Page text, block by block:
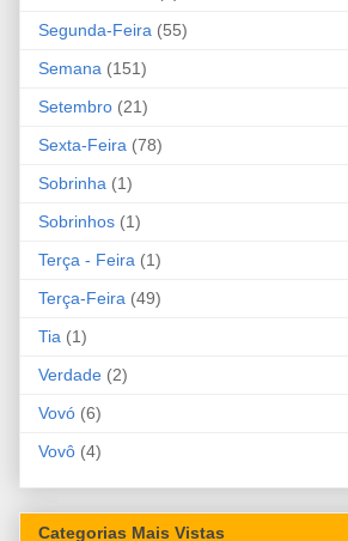
Segunda-Feira (55)
Semana (151)
Setembro (21)
Sexta-Feira (78)
Sobrinha (1)
Sobrinhos (1)
Terça - Feira (1)
Terça-Feira (49)
Tia (1)
Verdade (2)
Vovó (6)
Vovô (4)
Categorias Mais Vistas